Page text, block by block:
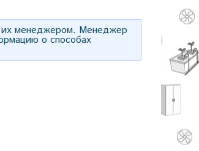
их менеджером. Менеджер
о способах